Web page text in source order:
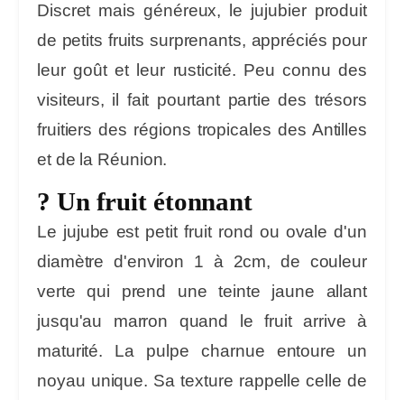
Discret mais généreux, le jujubier produit
de petits fruits surprenants, appréciés pour
leur goût et leur rusticité. Peu connu des
visiteurs, il fait pourtant partie des trésors
fruitiers des régions tropicales des Antilles
et de la Réunion.
? Un fruit étonnant
Le jujube est petit fruit rond ou ovale d'un
diamètre d'environ 1 à 2cm, de couleur
verte qui prend une teinte jaune allant
jusqu'au marron quand le fruit arrive à
maturité. La pulpe charnue entoure un
noyau unique. Sa texture rappelle celle de